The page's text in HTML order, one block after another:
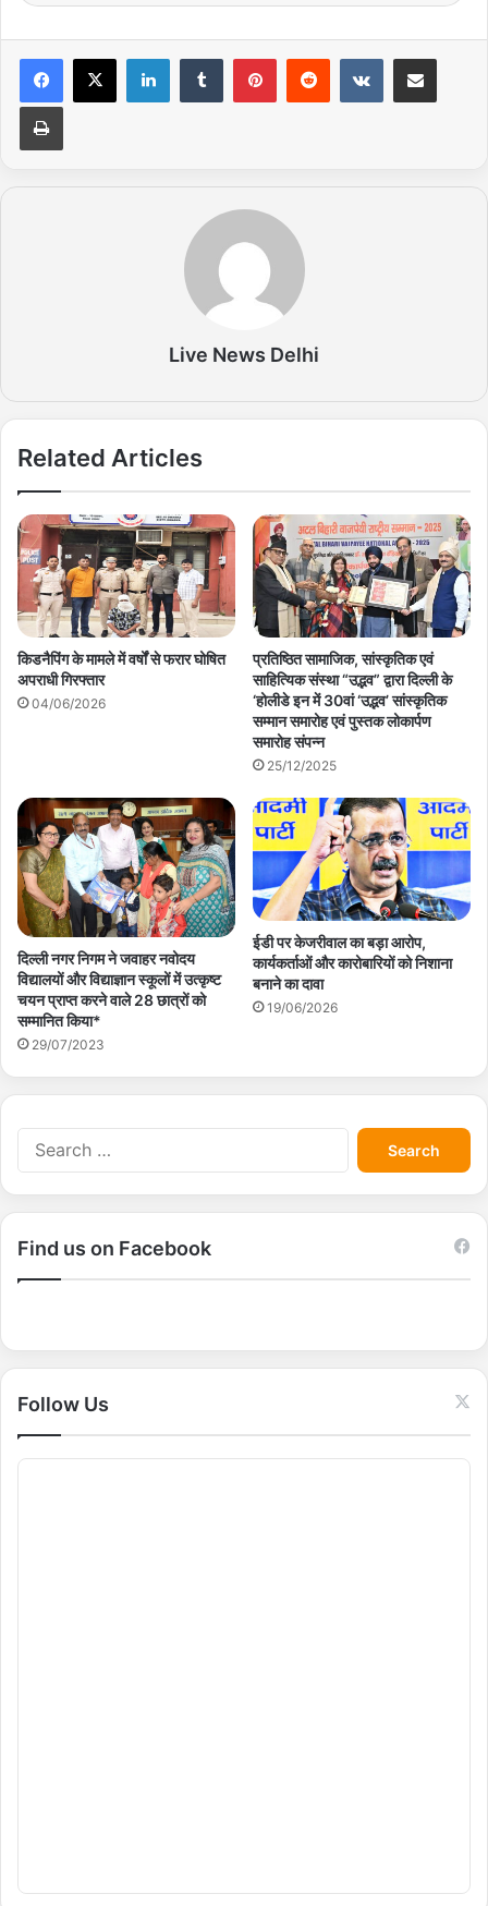
Live News Delhi
Related Articles
किडनैपिंग के मामले में वर्षों से फरार घोषित
अपराधी गिरफ्तार
04/06/2026
प्रतिष्ठित सामाजिक, सांस्कृतिक एवं
साहित्यिक संस्था “उद्भव” द्वारा दिल्ली के
‘होलीडे इन में 30वां ‘उद्भव’ सांस्कृतिक
सम्मान समारोह एवं पुस्तक लोकार्पण
समारोह संपन्न
25/12/2025
दिल्ली नगर निगम ने जवाहर नवोदय
विद्यालयों और विद्याज्ञान स्कूलों में उत्कृष्ट
चयन प्राप्त करने वाले 28 छात्रों को
सम्मानित किया*
29/07/2023
ईडी पर केजरीवाल का बड़ा आरोप,
कार्यकर्ताओं और कारोबारियों को निशाना
बनाने का दावा
19/06/2026
S
e
a
r
r
Find us on Facebook
Follow Us